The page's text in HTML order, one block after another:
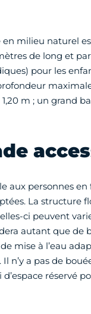
milieu naturel
de long et
pour les
m ; un grand
aux personnes
La structure
ci peuvent
autant que de
mise à l’eau
n’y a pas de
réservé